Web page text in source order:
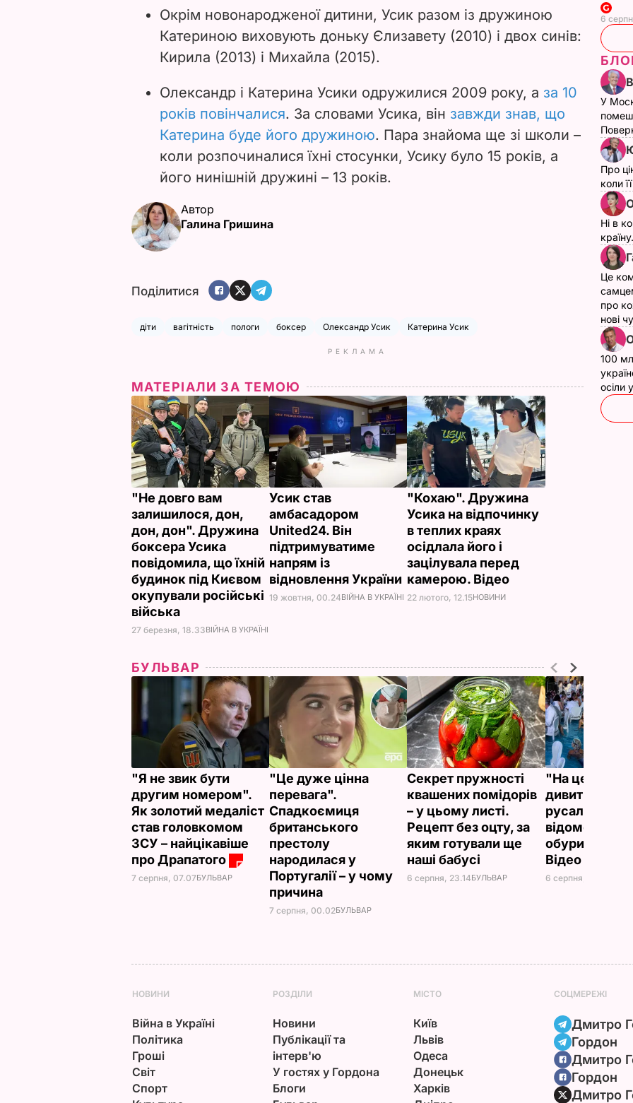
Окрім новонародженої дитини, Усик разом із дружиною
Катериною виховують доньку Єлизавету (2010) і двох синів:
Кирила (2013) і Михайла (2015).
Олександр і Катерина Усики одружилися 2009 року, а за 10
років повінчалися. За словами Усика, він завжди знав, що
Катерина буде його дружиною. Пара знайома ще зі школи –
коли розпочиналися їхні стосунки, Усику було 15 років, а
його нинішній дружині – 13 років.
Автор
Галина Гришина
Поділитися
діти вагітність пологи боксер Олександр Усик Катерина Усик
РЕКЛАМА
МАТЕРІАЛИ ЗА ТЕМОЮ
"Не довго вам
залишилося, дон,
дон, дон". Дружина
боксера Усика
повідомила, що їхній
будинок під Києвом
окупували російські
війська
27 березня, 18.33ВІЙНА В УКРАЇНІ
Усик став
амбасадором
United24. Він
підтримуватиме
напрям із
відновлення України
19 жовтня, 00.24ВІЙНА В УКРАЇНІ
"Кохаю". Дружина
Усика на відпочинку
в теплих краях
осідлала його і
зацілувала перед
камерою. Відео
22 лютого, 12.15НОВИНИ
БУЛЬВАР
"Я не звик бути
другим номером".
Як золотий медаліст
став головкомом
ЗСУ – найцікавіше
про Драпатого
7 серпня, 07.07БУЛЬВАР
"Це дуже цінна
перевага".
Спадкоємиця
британського
престолу
народилася у
Португалії – у чому
причина
7 серпня, 00.02БУЛЬВАР
Секрет пружності
квашених помідорів
– у цьому листі.
Рецепт без оцту, за
яким готували ще
наші бабусі
6 серпня, 23.14БУЛЬВАР
"На це навіть
дивитися".
русалками у
відомому
обурило
Відео
6 серпня, 21.38
6
У
Про
коли
Ні в
Це
про
нові
100
осіли
НОВИНИ
Війна в Україні
Політика
Гроші
Світ
Спорт
РОЗДІЛИ
Новини
Публікації та
інтерв'ю
У гостях у Гордона
Блоги
МІСТО
Київ
Львів
Одеса
Донецьк
Харків
СОЦМЕРЕЖІ
Дмитро
Гордон
Дмитро
Гордон
Дмитро